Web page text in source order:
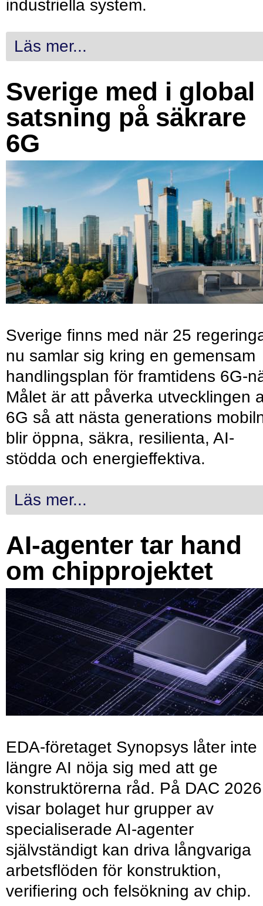
industriella system.
Läs mer...
Sverige med i global
satsning på säkrare
6G
Sverige finns med när 25
nu samlar sig kring en gemensam
handlingsplan för framtidens 6G-
Målet är att påverka utvecklingen
6G så att nästa generations
blir öppna, säkra, resilienta, AI-
stödda och energieffektiva.
Läs mer...
AI-agenter tar hand
om chipprojektet
EDA-företaget Synopsys låter inte
längre AI nöja sig med att ge
konstruktörerna råd. På DAC 2026
visar bolaget hur grupper av
specialiserade AI-agenter
självständigt kan driva långvariga
arbetsflöden för konstruktion,
verifiering och felsökning av chip.